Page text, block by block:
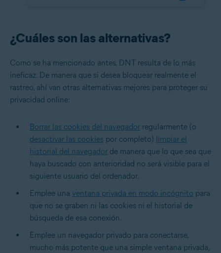
¿Cuáles son las alternativas?
Como se ha mencionado antes, DNT resulta de lo más
ineficaz. De manera que si desea bloquear realmente el
rastreo, ahí van otras alternativas mejores para proteger su
privacidad online:
Borrar las cookies del navegador regularmente (o
desactivar las cookies por completo) limpiar el
historial del navegador de manera que lo que sea que
haya buscado con anterioridad no será visible para el
siguiente usuario del ordenador.
Emplee una ventana privada en modo incógnito para
que no se graben ni las cookies ni el historial de
búsqueda de esa conexión.
Emplee un navegador privado para conectarse,
mucho más potente que una simple ventana privada,